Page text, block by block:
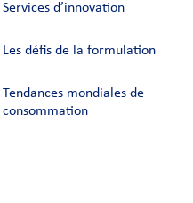
Services d’innovation
Les défis de la formulation
Tendances mondiales de
consommation